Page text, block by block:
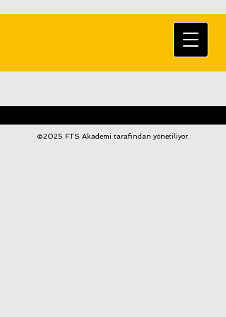
©2025 FTS Akademi tarafından yönetiliyor.